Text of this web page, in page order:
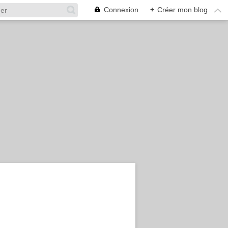
Connexion + Créer mon blog